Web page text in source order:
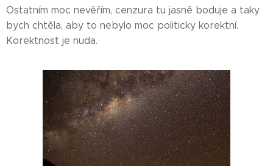
Ostatním moc nevěřím, cenzura tu jasně boduje a taky
bych chtěla, aby to nebylo moc politicky korektní.
Korektnost je nuda.